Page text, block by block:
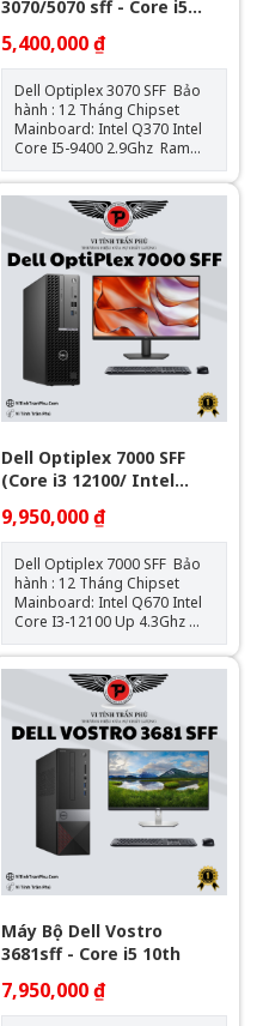
3070/5070 sff - Core i5
5,400,000 ₫
Dell Optiplex 3070 SFF Bảo
hành : 12 Tháng Chipset
Mainboard: Intel Q370 Intel
Core I5-9400 2.9Ghz Ram
: 8GB DDR4 - 2133Mhz SSD
: 120GB VGA: Đồ họa HD
Intel® 630 Hệ điều hành:
Chưa Bao Gồm
Dell Optiplex 7000 SFF
(Core i3 12100/ Intel
Q670/ 8GB/ 256GB SSD)
9,950,000 ₫
Dell Optiplex 7000 SFF Bảo
hành : 12 Tháng Chipset
Mainboard: Intel Q670 Intel
Core I3-12100 Up 4.3Ghz
Ram : 8GB DDR4 SSD
: 256GB VGA: Đồ họa HD
Intel® 730 Hệ điều hành:
Chưa Bao Gồm
Máy Bộ Dell Vostro
3681sff - Core i5 10th
7,950,000 ₫